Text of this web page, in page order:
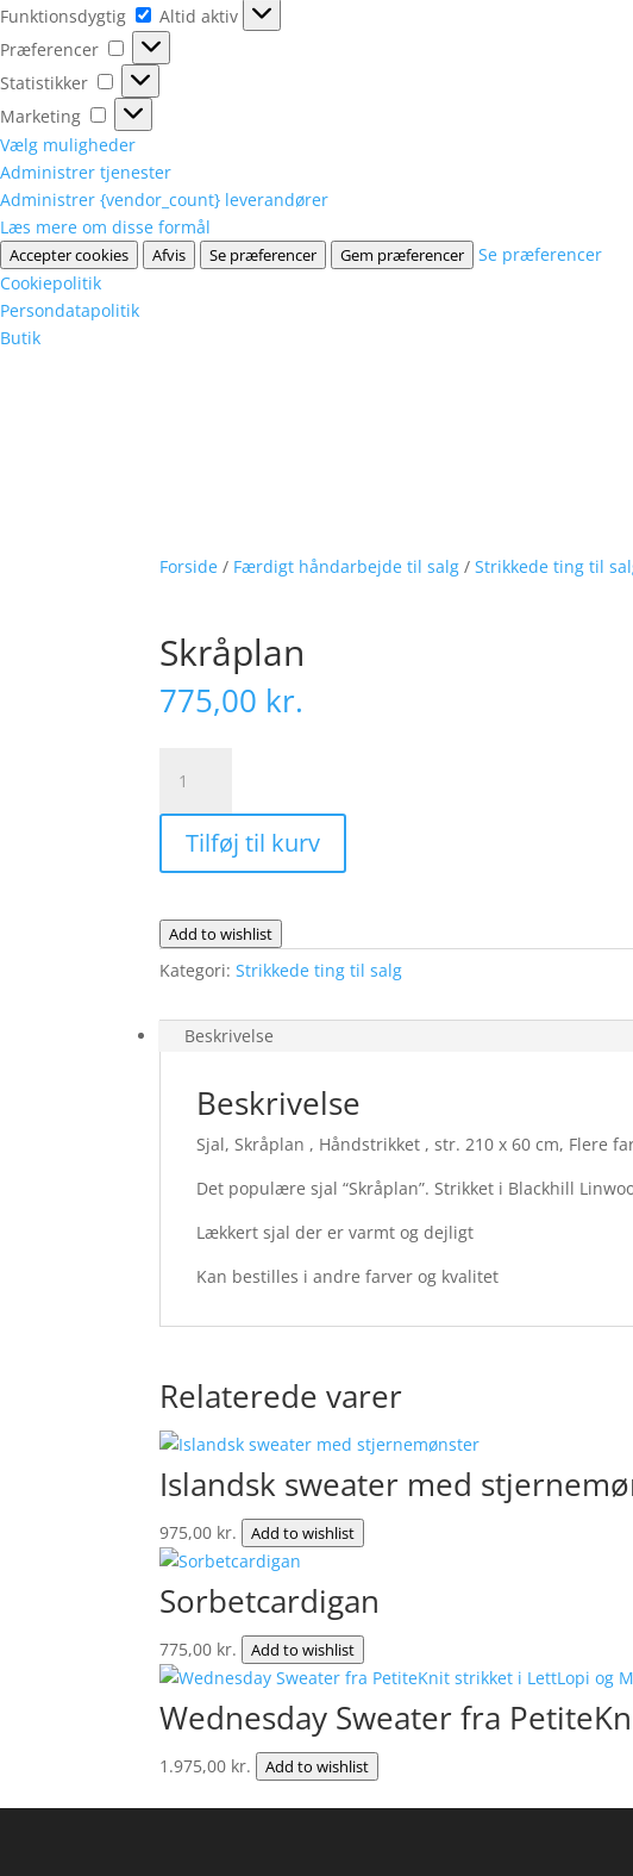
Funktionsdygtig
Funktionsdygtig
Altid aktiv
Præferencer
Præferencer
Statistikker
Statistikker
Marketing
Marketing
Vælg muligheder
Administrer tjenester
Administrer {vendor_count} leverandører
Læs mere om disse formål
Accepter cookies Afvis Se præferencer Gem præferencer
Se præferencer
Cookiepolitik
Persondatapolitik
Butik
Forside / Færdigt håndarbejde til salg /Strikkede ting til
Skråplan
775,00 kr.
antal
Tilføj til kurv
Add to wishlist
Kategori:Strikkede ting til salg
Beskrivelse
Beskrivelse
Sjal, Skråplan , Håndstrikket , str. 210 x 60 cm, Flere
Det populære sjal “Skråplan”. Strikket i Blackhill
Lækkert sjal der er varmt og dejligt
Kan bestilles i andre farver og kvalitet
Relaterede varer
Islandsk sweater med
975,00 kr. Add to wishlist
Sorbetcardigan
775,00 kr. Add to wishlist
Wednesday Sweater fra
1.975,00 kr. Add to wishlist